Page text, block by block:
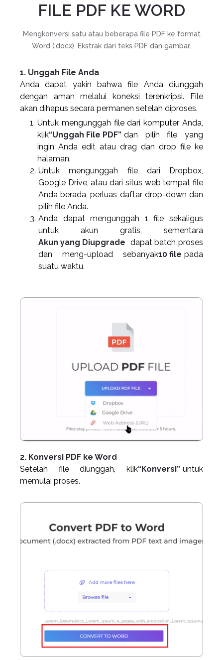
FILE PDF KE WORD
Mengkonversi satu atau beberapa file PDF ke format
Word (.docx). Ekstrak dari teks PDF dan gambar.
1. Unggah File Anda
Anda dapat yakin bahwa file Anda diunggah
dengan aman melalui koneksi terenkripsi. File
akan dihapus secara permanen setelah diproses.
Untuk mengunggah file dari komputer Anda,
klik“Unggah File PDF” dan pilih file yang
ingin Anda edit atau drag dan drop file ke
halaman.
Untuk mengunggah file dari Dropbox,
Google Drive, atau dari situs web tempat file
Anda berada, perluas daftar drop-down dan
pilih file Anda.
Anda dapat mengunggah 1 file sekaligus
untuk akun gratis, sementara
Akun yang Diupgrade dapat batch proses
dan meng-upload sebanyak10 file pada
suatu waktu.
2. Konversi PDF ke Word
Setelah file diunggah, klik“Konversi” untuk
memulai proses.